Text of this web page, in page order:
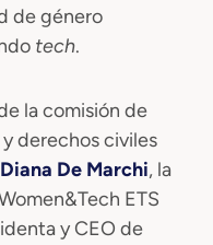
de género
tech.
la comisión de
derechos civiles
Diana De Marchi, la
ETS
y CEO de